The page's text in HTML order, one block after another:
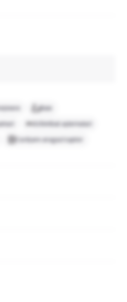
Baie
Schimbat așternuturi
Curățare aragaz/cuptor